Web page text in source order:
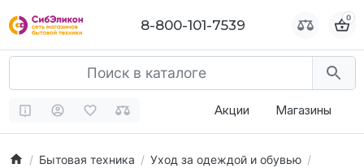
8-800-101-7539 0
Акции Магазины
Бытовая техника
Уход за одеждой и обувью
8-800-101-7539 0